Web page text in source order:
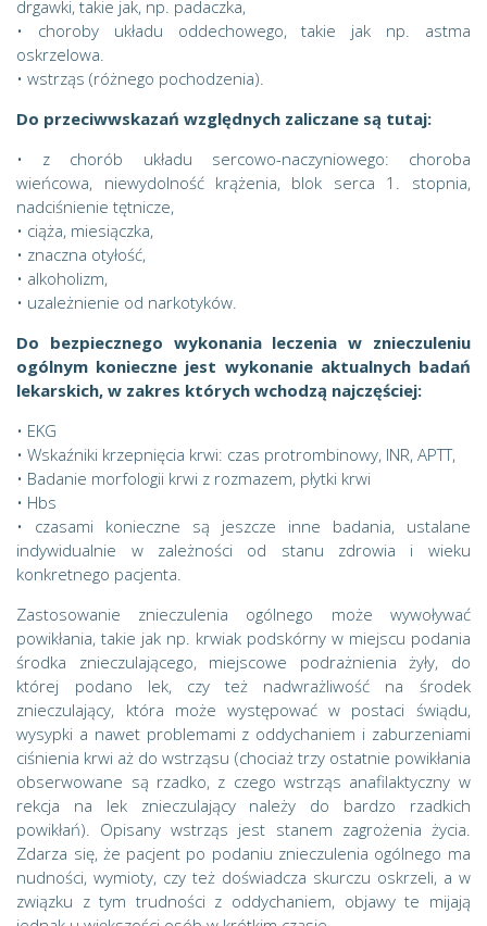
drgawki, takie jak, np. padaczka,
• choroby układu oddechowego, takie jak np. astma
oskrzelowa.
• wstrząs (różnego pochodzenia).
Do przeciwwskazań względnych zaliczane są tutaj:
• z chorób układu sercowo-naczyniowego: choroba
wieńcowa, niewydolność krążenia, blok serca 1. stopnia,
nadciśnienie tętnicze,
• ciąża, miesiączka,
• znaczna otyłość,
• alkoholizm,
• uzależnienie od narkotyków.
Do bezpiecznego wykonania leczenia w znieczuleniu
ogólnym konieczne jest wykonanie aktualnych badań
lekarskich, w zakres których wchodzą najczęściej:
• EKG
• Wskaźniki krzepnięcia krwi: czas protrombinowy, INR, APTT,
• Badanie morfologii krwi z rozmazem, płytki krwi
• Hbs
• czasami konieczne są jeszcze inne badania, ustalane
indywidualnie w zależności od stanu zdrowia i wieku
konkretnego pacjenta.
Zastosowanie znieczulenia ogólnego może wywoływać
powikłania, takie jak np. krwiak podskórny w miejscu podania
środka znieczulającego, miejscowe podrażnienia żyły, do
której podano lek, czy też nadwrażliwość na środek
znieczulający, która może występować w postaci świądu,
wysypki a nawet problemami z oddychaniem i zaburzeniami
ciśnienia krwi aż do wstrząsu (chociaż trzy ostatnie powikłania
obserwowane są rzadko, z czego wstrząs anafilaktyczny w
rekcja na lek znieczulający należy do bardzo rzadkich
powikłań). Opisany wstrząs jest stanem zagrożenia życia.
Zdarza się, że pacjent po podaniu znieczulenia ogólnego ma
nudności, wymioty, czy też doświadcza skurczu oskrzeli, a w
związku z tym trudności z oddychaniem, objawy te mijają